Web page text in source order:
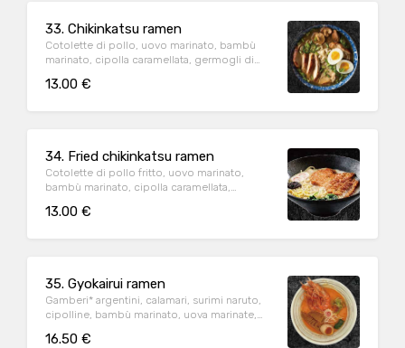
33. Chikinkatsu ramen
Cotolette di pollo, uovo marinato, bambù
marinato, cipolla caramellata, germogli di
13.00 €
34. Fried chikinkatsu ramen
Cotolette di pollo fritto, uovo marinato,
bambù marinato, cipolla caramellata,
13.00 €
35. Gyokairui ramen
Gamberi* argentini, calamari, surimi naruto,
cipolline, bambù marinato, uova marinate,
16.50 €